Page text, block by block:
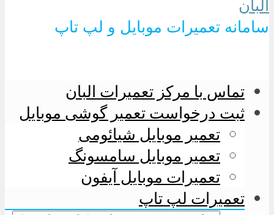
سامانه تعمیرات موبایل و لپ تاپ
تماس با مرکز تعمیرات البان
ثبت درخواست تعمیر گوشی موبایل
تعمیر موبایل شیائومی
تعمیر موبایل سامسونگ
تعمیرات موبایل آیفون
تعمیرات لپ تاپ